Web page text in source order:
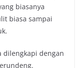
biasanya
biasa sampai
dilengkapi dengan